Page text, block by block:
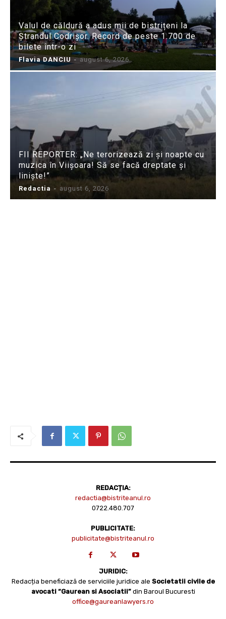
Valul de căldură a adus mii de bistrițeni la
Ștrandul Codrișor. Record de peste 1.700 de
bilete într-o zi
Flavia DANCIU - august 6, 2026
FII REPORTER: „Ne terorizează zi și noapte cu
muzica în Viișoara! Să se facă dreptate și
liniște!”
Redactia - august 6, 2026
REDACȚIA:
redactia@bistriteanul.ro
0722.480.707
PUBLICITATE:
publicitate@bistriteanul.ro
JURIDIC:
Redacția beneficiază de serviciile juridice ale Societatii civile de
avocati “Gaurean si Asociatii” din Baroul Bucuresti
office@gaureanlawyers.ro